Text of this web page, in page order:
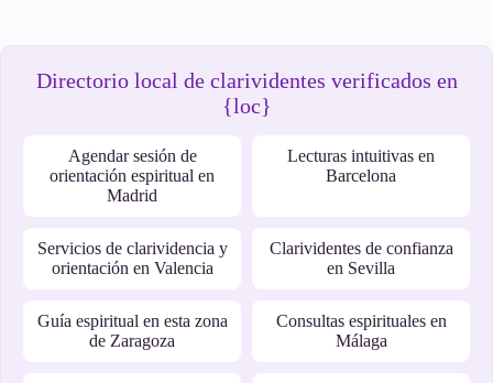
Directorio local de clarividentes verificados en
{loc}
Agendar sesión de
orientación espiritual en
Madrid
Lecturas intuitivas en
Barcelona
Servicios de clarividencia y
orientación en Valencia
Clarividentes de confianza
en Sevilla
Guía espiritual en esta zona
de Zaragoza
Consultas espirituales en
Málaga